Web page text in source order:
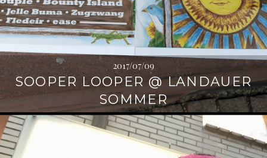
2017/07/09
SOOPER LOOPER @ LANDAUER
SOMMER